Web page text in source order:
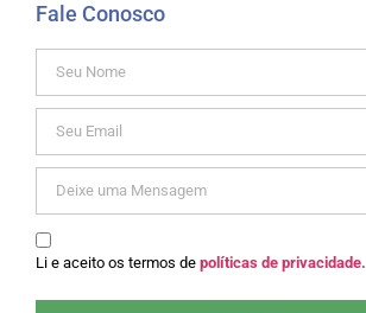
Fale Conosco
Li e aceito os termos de políticas de privacidade.